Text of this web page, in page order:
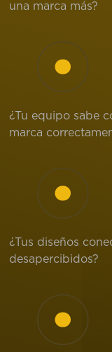
una marca más?
¿Tu equipo sabe
marca
¿Tus diseños
desapercibidos?